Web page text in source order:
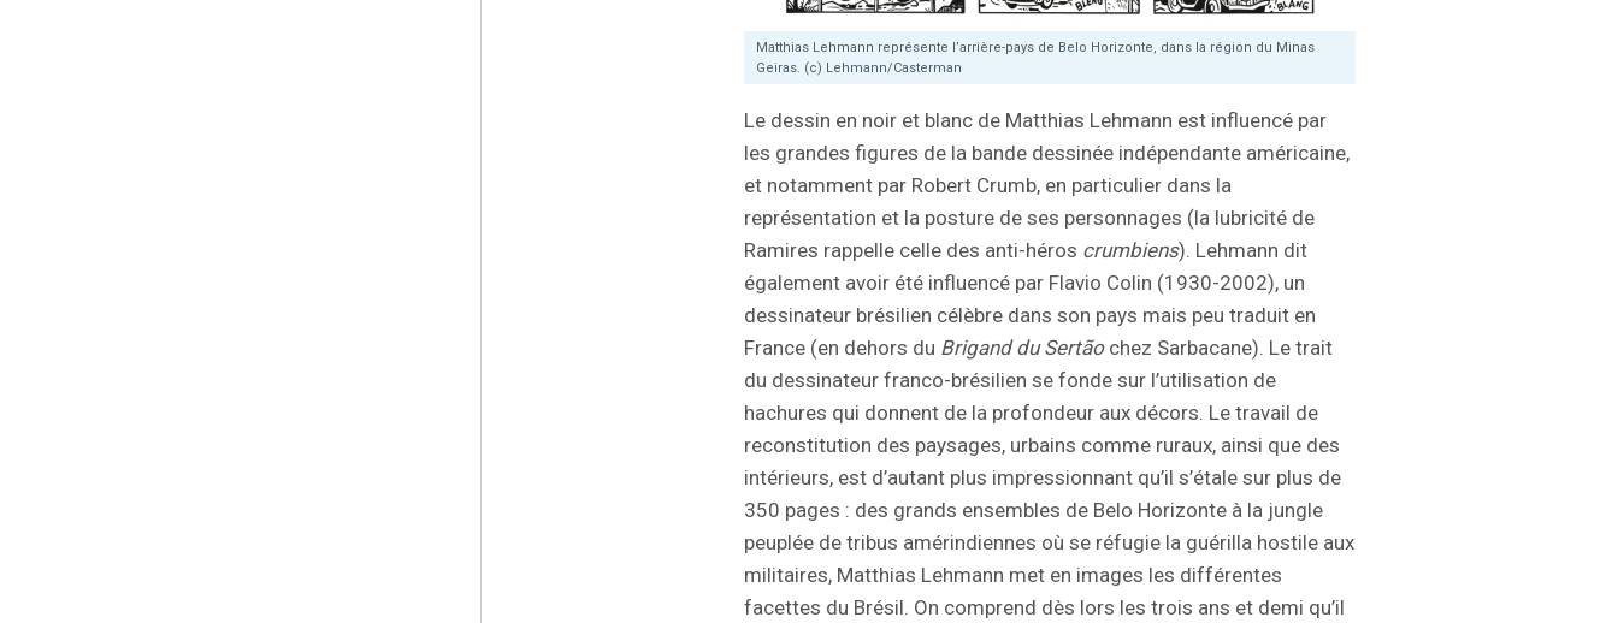
Matthias Lehmann représente l’arrière-pays de Belo Horizonte, dans la région du Minas
Geiras. (c) Lehmann/Casterman
Le dessin en noir et blanc de Matthias Lehmann est influencé par
les grandes figures de la bande dessinée indépendante américaine,
et notamment par Robert Crumb, en particulier dans la
représentation et la posture de ses personnages (la lubricité de
Ramires rappelle celle des anti-héros crumbiens). Lehmann dit
également avoir été influencé par Flavio Colin (1930-2002), un
dessinateur brésilien célèbre dans son pays mais peu traduit en
France (en dehors du Brigand du Sertãochez Sarbacane). Le trait
du dessinateur franco-brésilien se fonde sur l’utilisation de
hachures qui donnent de la profondeur aux décors. Le travail de
reconstitution des paysages, urbains comme ruraux, ainsi que des
intérieurs, est d’autant plus impressionnant qu’il s’étale sur plus de
350 pages : des grands ensembles de Belo Horizonte à la jungle
peuplée de tribus amérindiennes où se réfugie la guérilla hostile aux
militaires, Matthias Lehmann met en images les différentes
facettes du Brésil. On comprend dès lors les trois ans et demi qu’il